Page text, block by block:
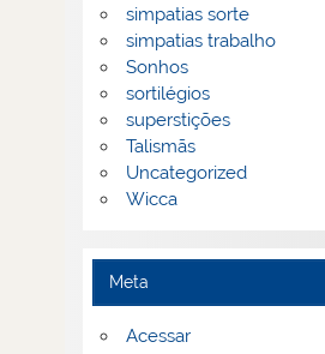
simpatias sorte
simpatias trabalho
Sonhos
sortilégios
superstições
Talismãs
Uncategorized
Wicca
Meta
Acessar